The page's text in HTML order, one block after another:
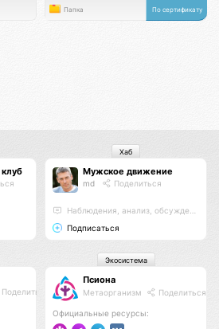
Папка По сертификату
Мужское движение
md Поделиться
Наблюдения, анализ, обсуждения
Подписаться
Хаб
Поделиться
Псиона
Метаорганизм Поделиться
Официальные ресурсы:
Экосистема